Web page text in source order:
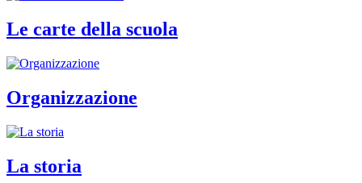
Le carte della scuola
Organizzazione
La storia